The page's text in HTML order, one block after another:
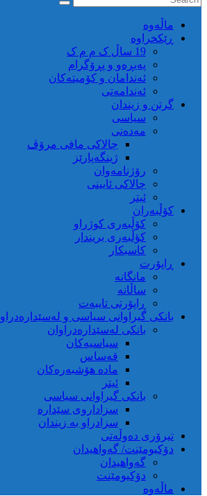
ماڵه‌وه‌
ڕێکخراوە
19 ساڵ ک م م ک
پەیڕەو و پڕۆگرام
ئەندامان و کۆمیتەکان
ئەندامەتی
گرتن و زیندان
سیاسی
مەدەنی
چالاکی مافی مرۆڤ
ژینگەپارێز
رۆژنامەوان
چالاکی ئایینی
ئیتر
کۆڵبەران
کۆڵبەری کوژراو
کؤڵبەری بریندار
کاسبکار
ڕاپۆرت
مانگانە
ساڵانە
ڕاپۆرتی تایبەت
بانکی گیراوانی سیاسی و لەسێدارەدراو
بانکی لەسێدارەدراوان
سیاسیەکان
قەساس
مادە هۆشبەرەکان
ئیتر
بانکی گیراوانی سیاسی
سزاداروی سێدارە
سزادراو بە زیندان
تیرۆری دەوڵەتی
دۆکیومێنت/ گەواهیدان
گەواهیدان
دۆکیومێنت
ماڵەوە